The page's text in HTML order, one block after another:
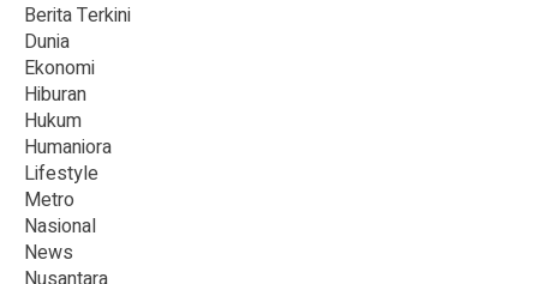
Berita Terkini
Dunia
Ekonomi
Hiburan
Hukum
Humaniora
Lifestyle
Metro
Nasional
News